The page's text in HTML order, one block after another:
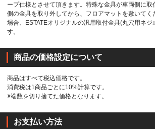
ープ仕様とさせて頂きます。特殊な金具が車両側に取
側の金具を取り外してから、フロアマットを敷いてく
場合、ESTATEオリジナルの汎用取付金具(丸穴用ネジ
す。
商品の価格設定について
商品はすべて税込価格です。
消費税は1商品ごとに10%計算です。
※端数を切り捨てた価格となります。
お支払い方法